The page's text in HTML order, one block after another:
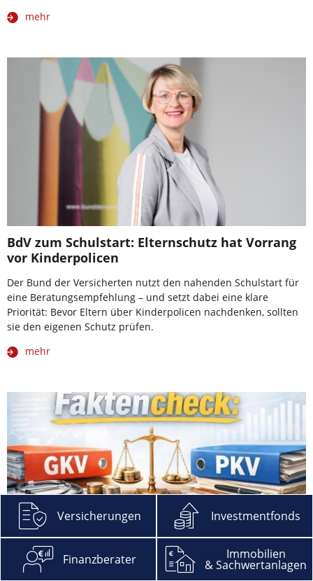
mehr
BdV zum Schulstart: Elternschutz hat Vorrang
vor Kinderpolicen
Der Bund der Versicherten nutzt den nahenden Schulstart für
eine Beratungsempfehlung – und setzt dabei eine klare
Priorität: Bevor Eltern über Kinderpolicen nachdenken, sollten
sie den eigenen Schutz prüfen.
mehr
Streit um Verwaltungskosten: Warum der
Versicherungen Investmentfonds
Finanzberater Immobilien
& Sachwertanlagen